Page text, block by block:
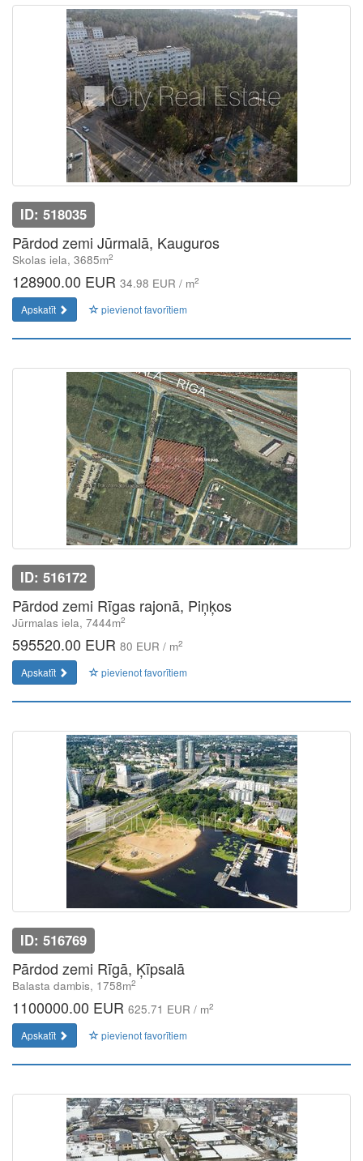
ID: 518035
Pārdod zemi Jūrmalā, Kauguros
Skolas iela, 3685m2
128900.00 EUR 34.98 EUR / m2
Apskatīt pievienot favorītiem
ID: 516172
Pārdod zemi Rīgas rajonā, Piņķos
Jūrmalas iela, 7444m2
595520.00 EUR 80 EUR / m2
Apskatīt pievienot favorītiem
ID: 516769
Pārdod zemi Rīgā, Ķīpsalā
Balasta dambis, 1758m2
1100000.00 EUR 625.71 EUR / m2
Apskatīt pievienot favorītiem